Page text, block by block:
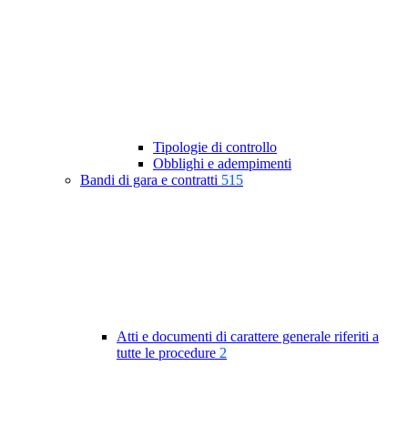
Tipologie di controllo
Obblighi e adempimenti
Bandi di gara e contratti 515
Atti e documenti di carattere generale riferiti a
tutte le procedure 2